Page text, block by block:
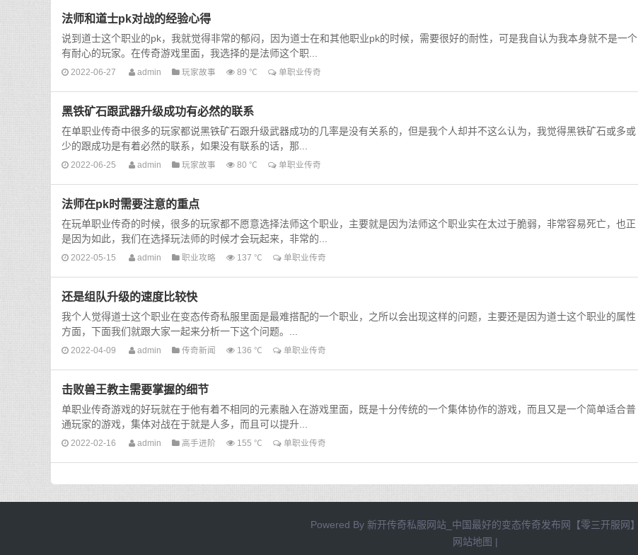
法师和道士pk对战的经验心得
说到道士这个职业的pk，我就觉得非常的郁闷，因为道士在和其他职业pk的时候，需要很好的耐性，可是我自认为我本身就不是一个
有耐心的玩家。在传奇游戏里面，我选择的是法师这个职...
2022-06-27 admin 玩家故事 89 ℃ 单职业传奇
黑铁矿石跟武器升级成功有必然的联系
在单职业传奇中很多的玩家都说黑铁矿石跟升级武器成功的几率是没有关系的，但是我个人却并不这么认为，我觉得黑铁矿石或多或
少的跟成功是有着必然的联系，如果没有联系的话，那...
2022-06-25 admin 玩家故事 80 ℃ 单职业传奇
法师在pk时需要注意的重点
在玩单职业传奇的时候，很多的玩家都不愿意选择法师这个职业，主要就是因为法师这个职业实在太过于脆弱，非常容易死亡，也正
是因为如此，我们在选择玩法师的时候才会玩起来，非常的...
2022-05-15 admin 职业攻略 137 ℃ 单职业传奇
还是组队升级的速度比较快
我个人觉得道士这个职业在变态传奇私服里面是最难搭配的一个职业，之所以会出现这样的问题，主要还是因为道士这个职业的属性
方面，下面我们就跟大家一起来分析一下这个问题。...
2022-04-09 admin 传奇新闻 136 ℃ 单职业传奇
击败兽王教主需要掌握的细节
单职业传奇游戏的好玩就在于他有着不相同的元素融入在游戏里面，既是十分传统的一个集体协作的游戏，而且又是一个简单适合普
通玩家的游戏，集体对战在于就是人多，而且可以提升...
2022-02-16 admin 高手进阶 155 ℃ 单职业传奇
Powered By 新开传奇私服网站_中国最好的变态传奇发布网【零三开服网】
网站地图 |